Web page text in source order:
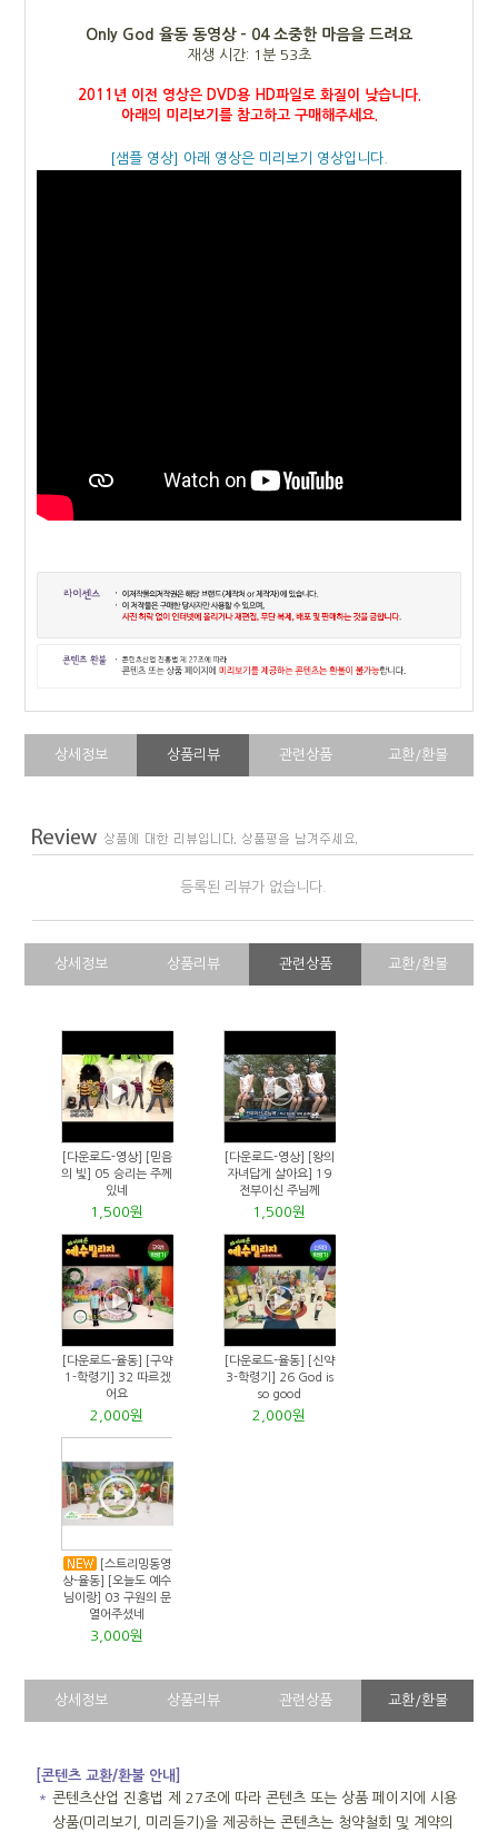
Only God 율동 동영상 - 04 소중한 마음을 드려요
재생 시간: 1분 53초
2011년 이전 영상은 DVD용 HD파일로 화질이 낮습니다.
아래의 미리보기를 참고하고 구매해주세요.
[샘플 영상] 아래 영상은 미리보기 영상입니다.
상세정보 상품리뷰 관련상품 교환/환불
등록된 리뷰가 없습니다.
상세정보 상품리뷰 관련상품 교환/환불
[다운로드-영상] [믿음
의 빛] 05 승리는 주께
있네
1,500원
[다운로드-영상] [왕의
자녀답게 살아요] 19
전부이신 주님께
1,500원
[다운로드-율동] [구약
1-학령기] 32 따르겠
어요
2,000원
[다운로드-율동] [신약
3-학령기] 26 God is
so good
2,000원
[스트리밍동영
상-율동] [오늘도 예수
님이랑] 03 구원의 문
열어주셨네
3,000원
상세정보 상품리뷰 관련상품 교환/환불
[콘텐츠 교환/환불 안내]
＊ 콘텐츠산업 진흥법 제 27조에 따라 콘텐츠 또는 상품 페이지에 시용
상품(미리보기, 미리듣기)을 제공하는 콘텐츠는 청약철회 및 계약의